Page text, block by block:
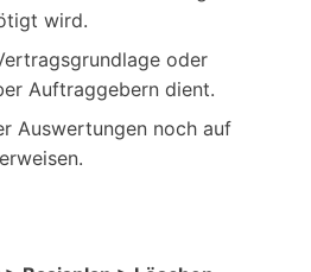
wird.
oder
Auftraggebern dient.
Auswertungen noch auf